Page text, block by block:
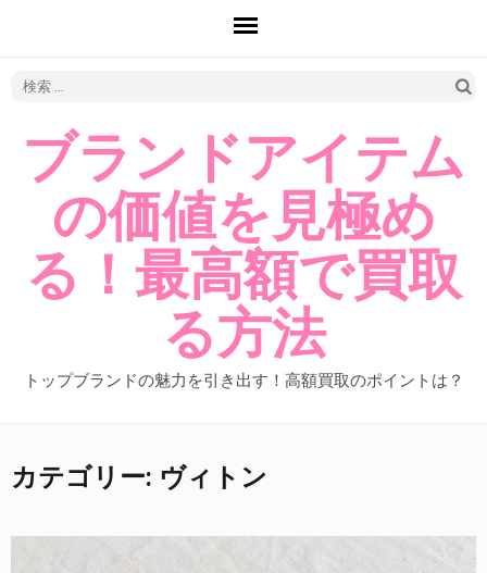
ブランドアイテム
の価値を見極め
る！最高額で買取
る方法
トップブランドの魅力を引き出す！高額買取のポイントは？
カテゴリー: ヴィトン